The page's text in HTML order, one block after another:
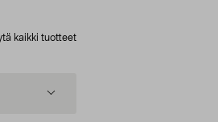
kaikki tuotteet